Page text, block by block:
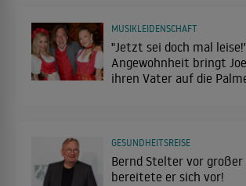
"Jetzt sei doch mal
Angewohnheit bringt
ihren Vater auf die
MUSIKLEIDENSCHAFT
Bernd Stelter vor großer
bereitete er sich vor!
GESUNDHEITSREISE